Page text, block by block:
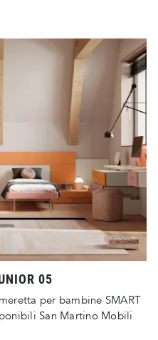
05
per bambine SMART
San Martino Mobili